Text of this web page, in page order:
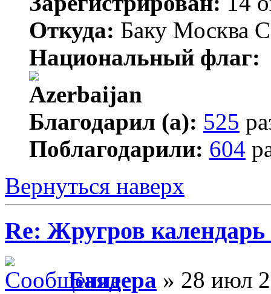
Откуда: Баку Москва
Национальный флаг:
Благодарил (а): 525
Поблагодарили: 604
Вернуться наверх
Re: Жругров календарь
Баядера » 28 июл